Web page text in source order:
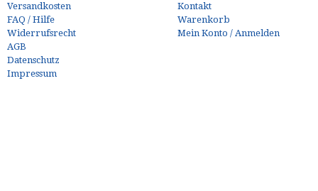
Versandkosten
FAQ / Hilfe
Widerrufsrecht
AGB
Datenschutz
Impressum
Kontakt
Warenkorb
Mein Konto / Anmelden